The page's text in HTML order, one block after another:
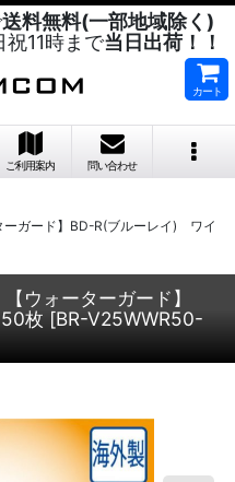
送料無料(一部地域除く)
11時まで当日出荷！！
カート
ご利用案内 問い合わせ
ーガード】BD-R(ブルーレイ) ワイ
ウォーターガード】
枚 [BR-V25WWR50-